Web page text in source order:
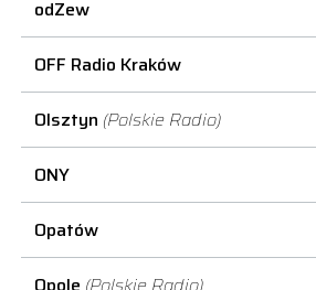
odZew
OFF Radio Kraków
Olsztyn (Polskie Radio)
ONY
Opatów